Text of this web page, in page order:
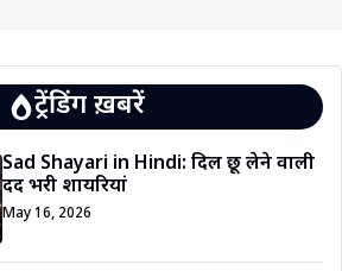
ट्रेंडिंग ख़बरें
Sad Shayari in Hindi: दिल छू लेने वाली
दर्द भरी शायरियां
May 16, 2026